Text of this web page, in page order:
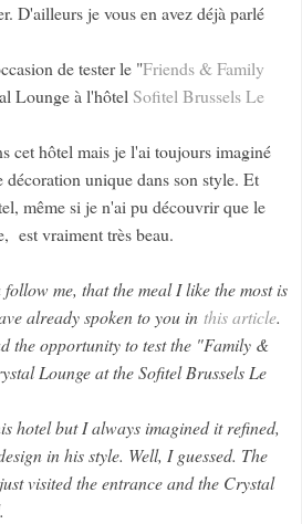
D'ailleurs je vous en avez déjà parlé
de tester le "Friends & Family
Lounge à l'hôtel Sofitel Brussels Le
cet hôtel mais je l'ai toujours imaginé
décoration unique dans son style. Et
même si je n'ai pu découvrir que le
est vraiment très beau.
me, that the meal I like the most is
already spoken to you in this article.
the opportunity to test the "Family &
Lounge at the Sofitel Brussels Le
hotel but I always imagined it refined,
in his style. Well, I guessed. The
visited the entrance and the Crystal